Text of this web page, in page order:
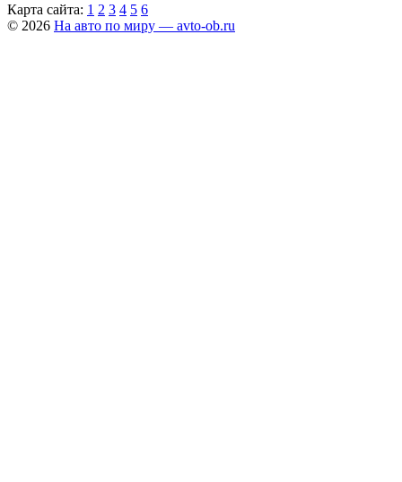
Карта сайта: 1 2 3 4 5 6
© 2026 На авто по миру — avto-ob.ru